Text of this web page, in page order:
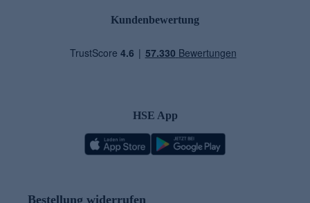
Kundenbewertung
HSE App
Bestellung widerrufen